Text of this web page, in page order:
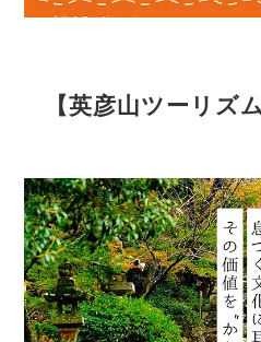
【英彦山ツーリズ